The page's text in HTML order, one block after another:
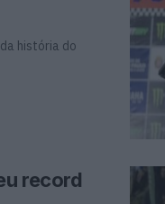
história do
record